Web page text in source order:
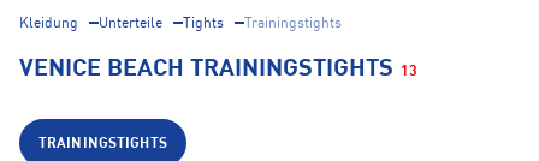
Kleidung Unterteile Tights Trainingstights
VENICE BEACH TRAININGSTIGHTS 13
TRAININGSTIGHTS